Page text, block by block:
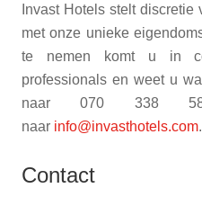
Invast Hotels stelt
met onze unieke
te nemen komt u in
professionals en weet u
naar 070 338
naar info@invasthotels.com.
Contact